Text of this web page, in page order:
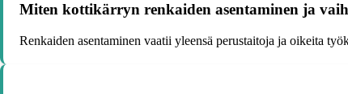
Miten kottikärryn renkaiden asentaminen ja
Renkaiden asentaminen vaatii yleensä perustaitoja ja oikeita